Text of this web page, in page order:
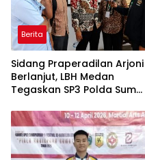
Berita
Sidang Praperadilan Arjoni
Berlanjut, LBH Medan
Tegaskan SP3 Polda Sumut